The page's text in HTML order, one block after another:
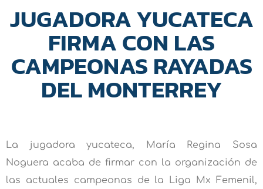
JUGADORA YUCATECA
FIRMA CON LAS
CAMPEONAS RAYADAS
DEL MONTERREY
La jugadora yucateca, María Regina Sosa
Noguera acaba de firmar con la organización de
las actuales campeonas de la Liga Mx Femenil,